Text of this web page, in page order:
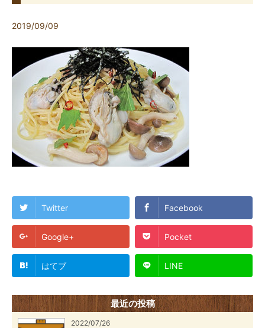
2019/09/09
Twitter Facebook
Google+ Pocket
はてブ LINE
最近の投稿
2022/07/26